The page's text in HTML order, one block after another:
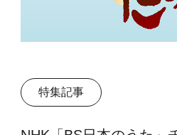
特集記事